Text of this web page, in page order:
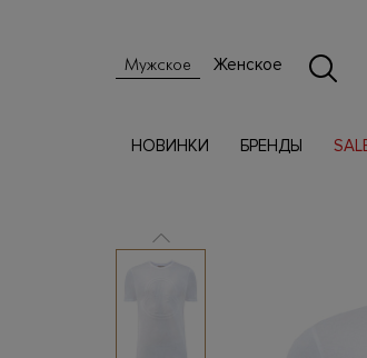
Мужское Женское
НОВИНКИ БРЕНДЫ